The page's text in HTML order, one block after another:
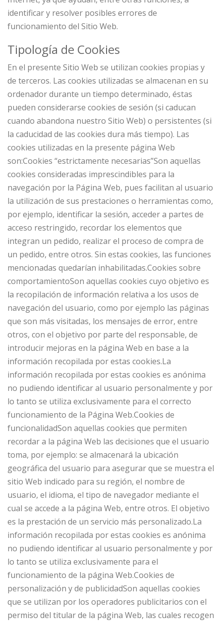
identificar y resolver posibles errores de
funcionamiento del Sitio Web.
Tipología de Cookies
En el presente Sitio Web se utilizan cookies propias y
de terceros. Las cookies utilizadas se almacenan en su
ordenador durante un tiempo determinado, éstas
pueden considerarse cookies de sesión (si caducan
cuando abandona nuestro Sitio Web) o persistentes (si
la caducidad de las cookies dura más tiempo). Las
cookies utilizadas en la presente página Web
son:Cookies “estrictamente necesarias”Son aquellas
cookies consideradas imprescindibles para la
navegación por la Página Web, pues facilitan al usuario
la utilización de sus prestaciones o herramientas como,
por ejemplo, identificar la sesión, acceder a partes de
acceso restringido, recordar los elementos que
integran un pedido, realizar el proceso de compra de
un pedido, entre otros. Sin estas cookies, las funciones
mencionadas quedarían inhabilitadas.Cookies sobre
comportamientoSon aquellas cookies cuyo objetivo es
la recopilación de información relativa a los usos de
navegación del usuario, como por ejemplo las páginas
que son más visitadas, los mensajes de error, entre
otros, con el objetivo por parte del responsable, de
introducir mejoras en la página Web en base a la
información recopilada por estas cookies.La
información recopilada por estas cookies es anónima
no pudiendo identificar al usuario personalmente y por
lo tanto se utiliza exclusivamente para el correcto
funcionamiento de la Página Web.Cookies de
funcionalidadSon aquellas cookies que permiten
recordar a la página Web las decisiones que el usuario
toma, por ejemplo: se almacenará la ubicación
geográfica del usuario para asegurar que se muestra el
sitio Web indicado para su región, el nombre de
usuario, el idioma, el tipo de navegador mediante el
cual se accede a la página Web, entre otros. El objetivo
es la prestación de un servicio más personalizado.La
información recopilada por estas cookies es anónima
no pudiendo identificar al usuario personalmente y por
lo tanto se utiliza exclusivamente para el
funcionamiento de la página Web.Cookies de
personalización y de publicidadSon aquellas cookies
que se utilizan por los operadores publicitarios con el
permiso del titular de la página Web, las cuales recogen